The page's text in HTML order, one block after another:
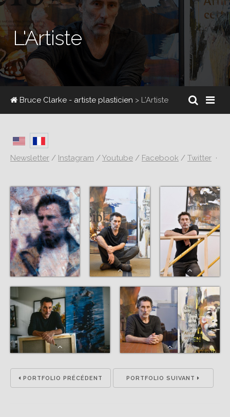
L'Artiste
Bruce Clarke - artiste plasticien > L'Artiste
Newsletter / Instagram /Youtube / Facebook / Twitter ·
PORTFOLIO PRÉCÉDENT PORTFOLIO SUIVANT